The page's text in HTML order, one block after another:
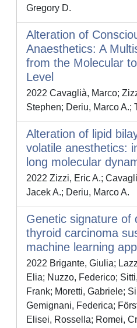
Gregory D.
Alteration of
Anaesthetics: A
from the Molecular
Level
2022 Cavaglià, Marco;
Stephen; Deriu, Marco A.;
Alteration of lipid
volatile anesthetics:
long molecular
2022 Zizzi, Eric A.;
Jacek A.; Deriu, Marco A.
Genetic signature of
thyroid carcinoma
machine learning
2022 Brigante, Giulia;
Elia; Nuzzo, Federico;
Frank; Moretti, Gabriele;
Gemignani, Federica;
Elisei, Rossella; Romei,